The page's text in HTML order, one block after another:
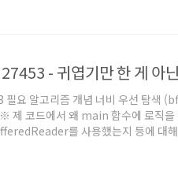
- 귀엽기만 한 게 아
요 알고리즘 개념 너비 우선 탐색
제 코드에서 왜 main 함수에 로직
를 사용했는지 등에 대
분들도 보시는걸 추천드립니다. 풀이